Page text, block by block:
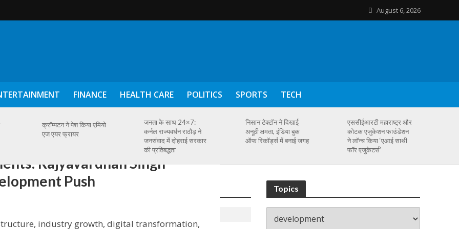
August 6, 2026
FINANCE HEALTH CARE POLITICS SPORTS TECH
क्रॉम्पटन ने पेश किया एमियो
एज एयर फ्रायर
जनता के साथ 24×7:
कर्नल राज्यवर्धन राठौड़ ने
जनसंवाद में दोहराई सरकार
की प्रतिबद्धता
निसान टेक्टॉन ने दिखाई
अनूठी क्षमता, इंडिया बुक
ऑफ रिकॉर्ड्स में बनाई जगह
एससीईआरटी महाराष्ट्र और
कोटक एजुकेशन फाउंडेशन
ने लॉन्च किया ‘एआई साथी
फॉर एजुकेटर्स’
Rajyavardhan Singh
Push
industry growth, digital transformation,
Topics